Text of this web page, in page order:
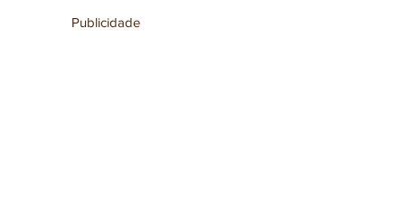
Publicidade